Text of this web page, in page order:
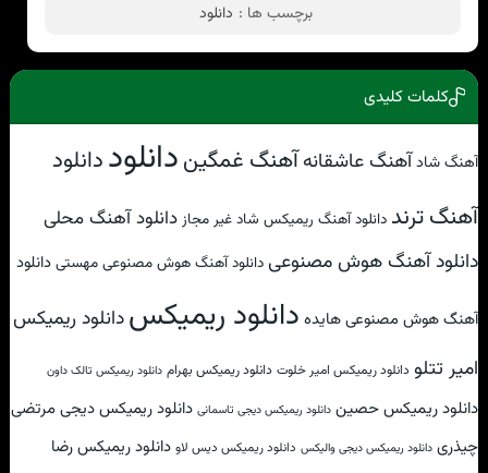
برچسب ها : دانلود
کلمات کلیدی
آهنگ شادآهنگ عاشقانهآهنگ غمگیندانلوددانلود
آهنگ ترند دانلود آهنگ ریمیکس شاد غیر مجاز دانلود آهنگ محلی
دانلود آهنگ هوش مصنوعیدانلود آهنگ هوش مصنوعی مهستیدانلود
آهنگ هوش مصنوعی هایده دانلود ریمیکسدانلود ریمیکس
امیر تتلو دانلود ریمیکس امیر خلوت دانلود ریمیکس بهرام دانلود ریمیکس تالک داون
دانلود ریمیکس حصین دانلود ریمیکس دیجی تاسمانی دانلود ریمیکس دیجی مرتضی
چیذری دانلود ریمیکس دیجی والیکس دانلود ریمیکس دیس لاو دانلود ریمیکس رضا